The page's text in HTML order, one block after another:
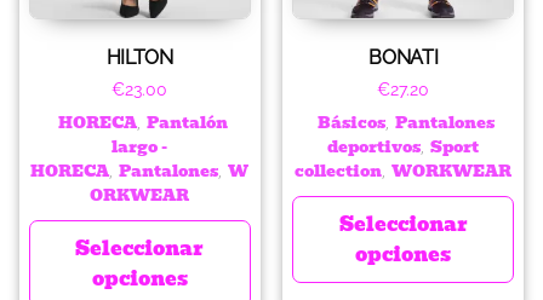
HILTON
€23.00
HORECA, Pantalón
largo -
HORECA, Pantalones, W
ORKWEAR
Seleccionar
opciones
BONATI
€27.20
Básicos, Pantalones
deportivos, Sport
collection, WORKWEAR
Seleccionar
opciones